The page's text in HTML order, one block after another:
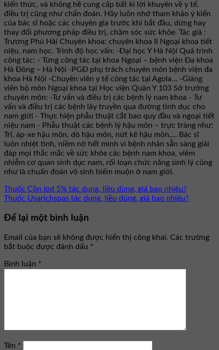
kiến thức, và không hề cung cấp bất kì lời khuyên về y tế,
điều trị cũng như chẩn đoán. Hãy luôn nhớ tham khảo ý kiến
của bác sĩ hoặc các chuyên gia trước khi bắt đầu, dừng hay
thay đổi phương pháp điều trị, chăm sóc sức khỏe. Tác giả :
Trương Phú Hải Chuyên khoa: chuyên khoa II Ngoại khoa tiết
niệu, nam học. Trình độ học vấn: -Đại học Y Hà Nội Quá trình
công tác: - Từng công tác tại khoa Ngoại – bệnh viện Đa khoa
Hà Đông – Hà Nội -PGĐ phụ trách chuyên môn bệnh viện đa
khoa Hà Nội -Chuyên viên y tế công tác tại Agola... -Giảng
viên bộ môn Ngoại khoa tại Học viện Quân Y 103 Sở trưởng
chuyên môn: -Tư vấn và điều trị các bệnh lý nam khoa - Tư
vấn và điều trị các bệnh lây truyền qua đường tình dục cho
nam giới - Thực hiện phẫu thuật cắt bao quy đầu và ngoại tiết
niệu nam - Phẫu thuật các bệnh lý hậu môn – trực tràng như:
Trĩ, áp-xe hậu môn, dò hậu môn, nứt kẽ hậu môn,... Bác sĩ
luôn nhiệt tình, niềm nở hết mình vì bệnh nhân sẵn sàng giải
đáp mọi thắc mắc về sức khỏe các bệnh nam khoa, viêm
nhiễm cơ quan sinh dục nam, rối loạn chức năng sinh lý cũng
như là chuẩn đoán vô sinh hiếm muộn ở nam giới.
Thuốc Cồn Iod 5% tác dụng, liều dùng, giá bao nhiêu?
Thuốc Usarichspas tác dụng, liều dùng, giá bao nhiêu?
Để lại một bình luận
Email của bạn sẽ không được hiển thị công khai. Các trường
bắt buộc được đánh dấu *
Bình luận *
Tên *